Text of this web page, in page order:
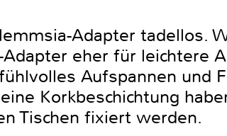
Adapter tadellos.
eher für leichtere
Aufspannen und
Korkbeschichtung
Tischen fixiert werden.